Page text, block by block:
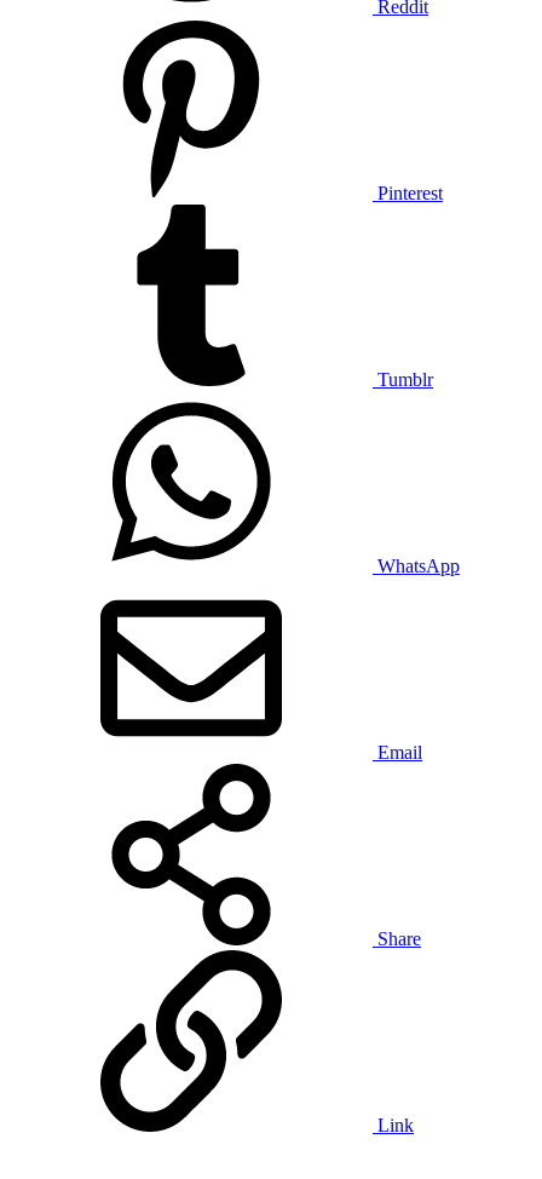
Reddit
Pinterest
Tumblr
WhatsApp
Email
Share
Link